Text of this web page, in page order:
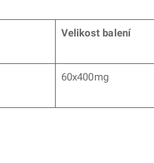
Velikost balení
60x400mg